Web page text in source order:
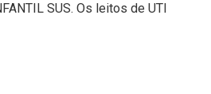
SUS. Os leitos de UTI